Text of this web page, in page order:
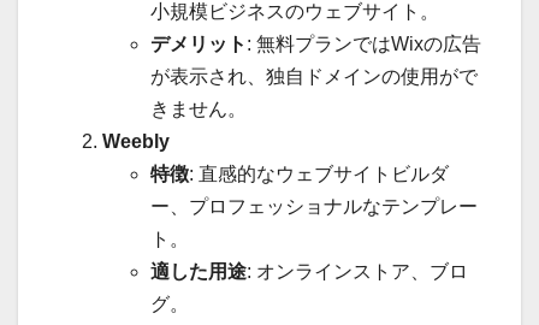
小規模ビジネスのウェブサイト。
デメリット : 無料プランではWixの広告
が表示され、独自ドメインの使用がで
きません。
Weebly
特徴: 直感的なウェブサイトビルダ
ー、プロフェッショナルなテンプレー
ト。
適した用途: オンラインストア、ブロ
グ。